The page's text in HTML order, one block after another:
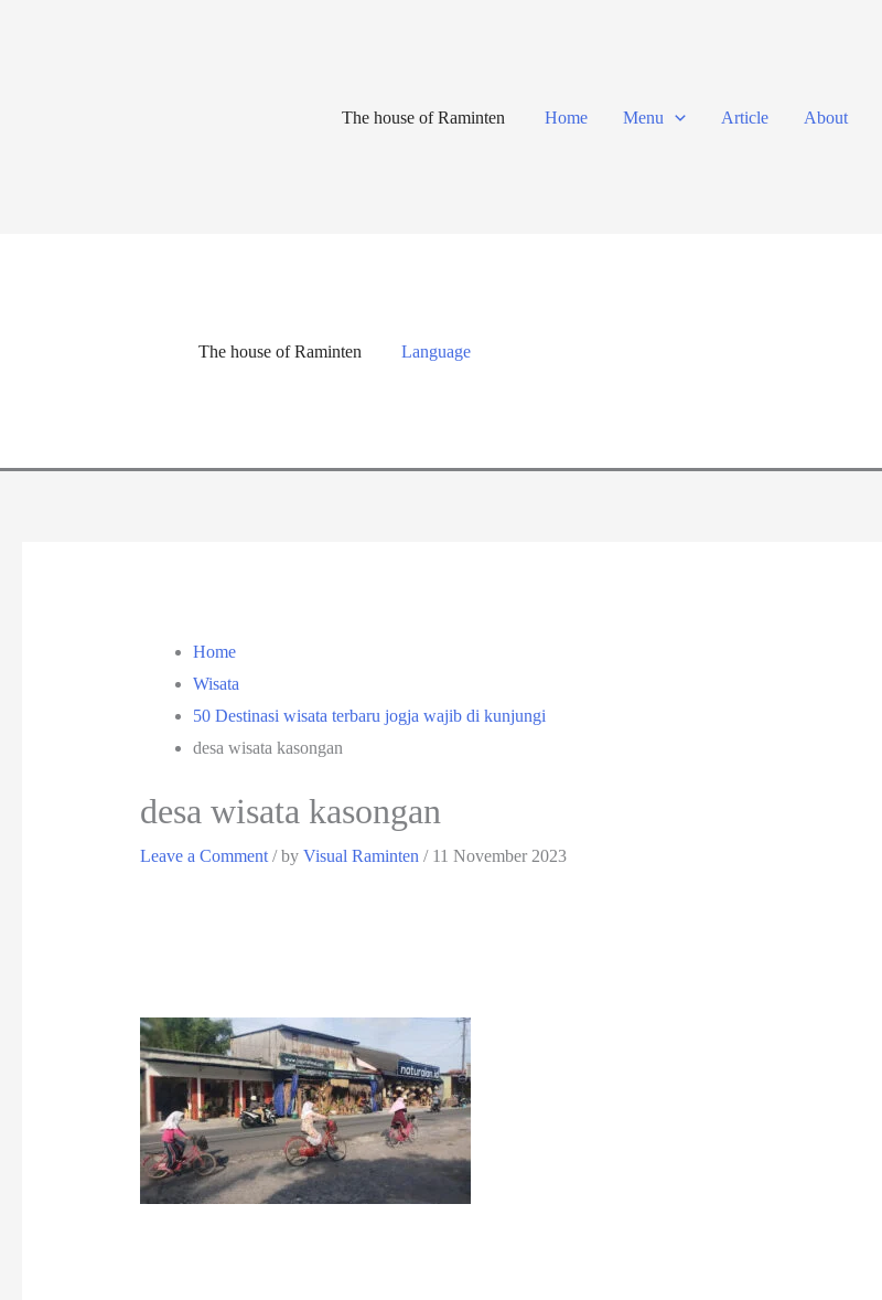
The house of Raminten Home Menu Article About
The house of Raminten Language
Home
Wisata
50 Destinasi wisata terbaru jogja wajib di kunjungi
desa wisata kasongan
desa wisata kasongan
Leave a Comment / by Visual Raminten / 11 November 2023